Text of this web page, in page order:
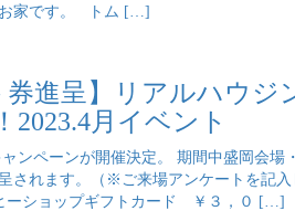
お家です。 トム […]
進呈】リアルハウジ
2023.4月イベント
ンペーンが開催決定。 期間中盛岡会場
されます。（※ご来場アンケートを記入
ーショップギフトカード ￥３，０ […]